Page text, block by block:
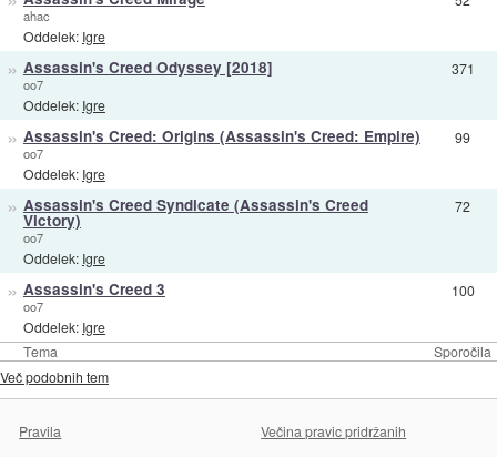
Tema Sporočila
ahac
Oddelek: Igre
» Assassin's Creed Odyssey [2018]
oo7
Oddelek: Igre
371
» Assassin's Creed: Origins (Assassin's Creed: Empire)
oo7
Oddelek: Igre
99
» Assassin's Creed Syndicate (Assassin's Creed
Victory)
oo7
Oddelek: Igre
72
» Assassin's Creed 3
oo7
Oddelek: Igre
100
Več podobnih tem
Pravila
Večina pravic pridržanih